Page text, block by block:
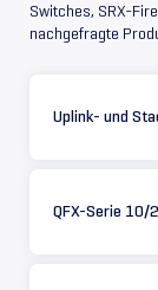
Switches, SRX-
nachgefragte
Uplink- und
QFX-Serie 10/